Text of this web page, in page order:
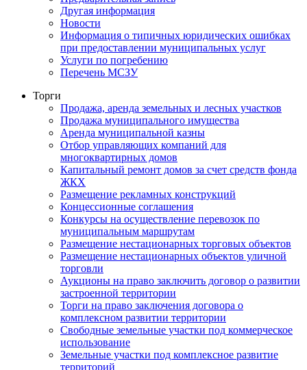
Другая информация
Новости
Информация о типичных юридических ошибках
при предоставлении муниципальных услуг
Услуги по погребению
Перечень МСЗУ
Торги
Продажа, аренда земельных и лесных участков
Продажа муниципального имущества
Аренда муниципальной казны
Отбор управляющих компаний для
многоквартирных домов
Капитальный ремонт домов за счет средств фонда
ЖКХ
Размещение рекламных конструкций
Концессионные соглашения
Конкурсы на осуществление перевозок по
муниципальным маршрутам
Размещение нестационарных торговых объектов
Размещение нестационарных объектов уличной
торговли
Аукционы на право заключить договор о развитии
застроенной территории
Торги на право заключения договора о
комплексном развитии территории
Свободные земельные участки под коммерческое
использование
Земельные участки под комплексное развитие
территорий